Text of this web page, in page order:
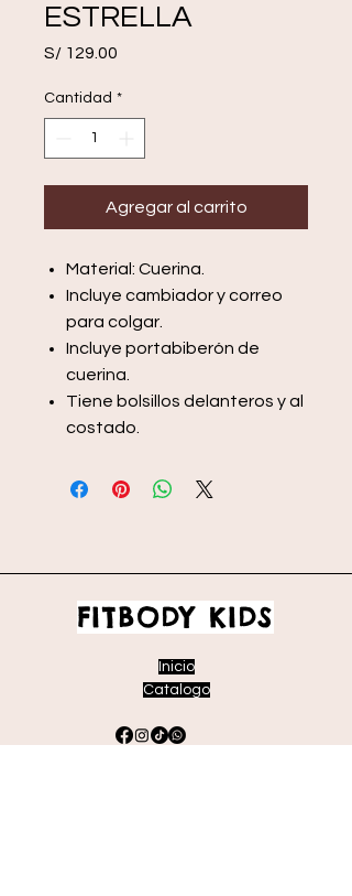
ESTRELLA
S/ 129.00
Cantidad *
Agregar al carrito
Material: Cuerina.
Incluye cambiador y correo
para colgar.
Incluye portabiberón de
cuerina.
Tiene bolsillos delanteros y al
costado.
FITBODY KIDS
Inicio
Catalogo